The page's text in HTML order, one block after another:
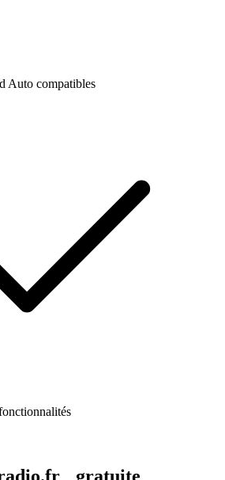
Auto compatibles